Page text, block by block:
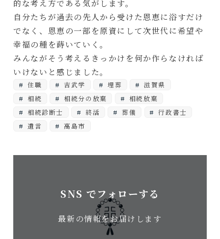
的な考え方である気がします。
自分たちが過去の先人から受けた恩恵に浴すだけ
でなく、恩恵の一部を原資にして次世代に希望や
幸福の種を蒔いていく。
みんながそう考えるきっかけを何か作らなければ
いけないと感じました。
住職 吉武学 埋葬
滋賀県
相続
相続分の放棄
相続放棄
相続診断士
終活 葬儀
行政書士
遺言
高島市
SNS でフォローする
最新の情報をお届けします